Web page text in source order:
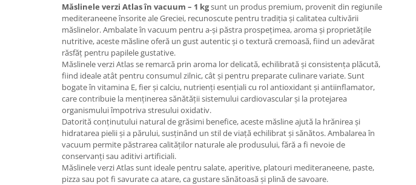
Măslinele verzi Atlas în vacuum – 1 kgsunt un produs premium, provenit din regiunile
mediteraneene însorite ale Greciei, recunoscute pentru tradiția și calitatea cultivării
măslinelor. Ambalate în vacuum pentru a-și păstra prospețimea, aroma și proprietățile
nutritive, aceste măsline oferă un gust autentic și o textură cremoasă, fiind un adevărat
răsfăț pentru papilele gustative.
Măslinele verzi Atlas se remarcă prin aroma lor delicată, echilibrată și consistența plăcută,
fiind ideale atât pentru consumul zilnic, cât și pentru preparate culinare variate. Sunt
bogate în vitamina E, fier și calciu, nutrienți esențiali cu rol antioxidant și antiinflamator,
care contribuie la menținerea sănătății sistemului cardiovascular și la protejarea
organismului împotriva stresului oxidativ.
Datorită conținutului natural de grăsimi benefice, aceste măsline ajută la hrănirea și
hidratarea pielii și a părului, susținând un stil de viață echilibrat și sănătos. Ambalarea în
vacuum permite păstrarea calităților naturale ale produsului, fără a fi nevoie de
conservanți sau aditivi artificiali.
Măslinele verzi Atlas sunt ideale pentru salate, aperitive, platouri mediteraneene, paste,
pizza sau pot fi savurate ca atare, ca gustare sănătoasă și plină de savoare.